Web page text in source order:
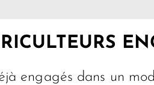
engagés dans un